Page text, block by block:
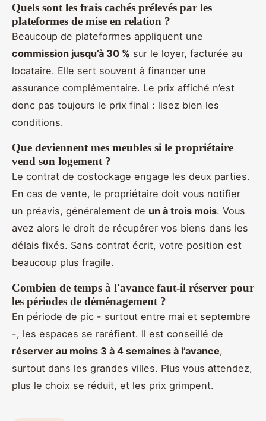
Quels sont les frais cachés prélevés par les
plateformes de mise en relation ?
Beaucoup de plateformes appliquent une
commission jusqu’à 30 % sur le loyer, facturée au
locataire. Elle sert souvent à financer une
assurance complémentaire. Le prix affiché n’est
donc pas toujours le prix final : lisez bien les
conditions.
Que deviennent mes meubles si le propriétaire
vend son logement ?
Le contrat de costockage engage les deux parties.
En cas de vente, le propriétaire doit vous notifier
un préavis, généralement de un à trois mois. Vous
avez alors le droit de récupérer vos biens dans les
délais fixés. Sans contrat écrit, votre position est
beaucoup plus fragile.
Combien de temps à l'avance faut-il réserver pour
les périodes de déménagement ?
En période de pic - surtout entre mai et septembre
-, les espaces se raréfient. Il est conseillé de
réserver au moins 3 à 4 semaines à l’avance,
surtout dans les grandes villes. Plus vous attendez,
plus le choix se réduit, et les prix grimpent.